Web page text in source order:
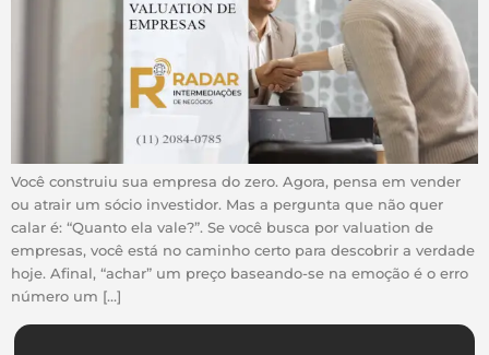
Você construiu sua empresa do zero. Agora, pensa em vender
ou atrair um sócio investidor. Mas a pergunta que não quer
calar é: “Quanto ela vale?”. Se você busca por valuation de
empresas, você está no caminho certo para descobrir a verdade
hoje. Afinal, “achar” um preço baseando-se na emoção é o erro
número um […]